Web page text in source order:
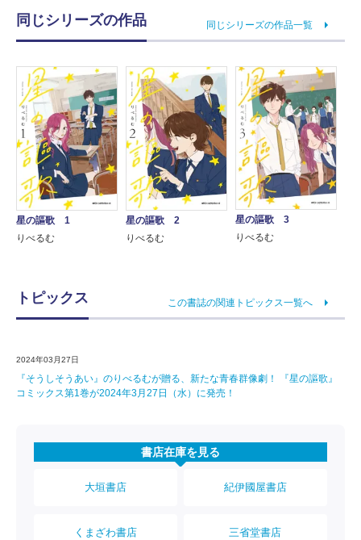
同じシリーズの作品 同じシリーズの作品一覧
星の謳歌 1
りべるむ
星の謳歌 2
りべるむ
星の謳歌 3
りべるむ
トピックス この書誌の関連トピックス一覧へ
2024年03月27日
『そうしそうあい』のりべるむが贈る、新たな青春群像劇！ 『星の謳歌』
コミックス第1巻が2024年3月27日（水）に発売！
書店在庫を見る
大垣書店 紀伊國屋書店
くまざわ書店 三省堂書店